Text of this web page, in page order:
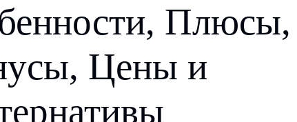
Плюсы,
Цены и